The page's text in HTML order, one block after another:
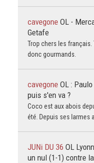
cavegone OL -
Getafe
Trop chers les
donc gourmands.
cavegone OL :
puis s'en va ?
Coco est aux abois
été. Depuis ses larmes
JUNi DU 36 OL
un nul (1-1) contre